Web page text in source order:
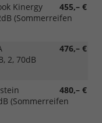
455,– €
Kinergy
(Sommerreifen
476,– €
2, 70dB
480,– €
(Sommerreifen